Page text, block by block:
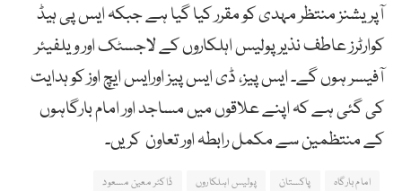
آپریشنز منتظر مہدی کو مقرر کیا گیا ہے جبکہ ایس پی ہیڈ
کوارٹرز عاطف نذیر پولیس اہلکاروں کے لاجسٹک اور ویلفیئر
آفیسر ہوں گے۔ ایس پیز، ڈی ایس پیز اورایس ایچ اوز کو ہدایت
کی گئی ہے کہ اپنے علاقوں میں مساجد اور امام بارگاہوں
کے منتظمین سے مکمل رابطہ اور تعاون کریں۔
امام بارگاہ پاکستان پولیس اہلکاروں
ڈاکٹر معین مسعود